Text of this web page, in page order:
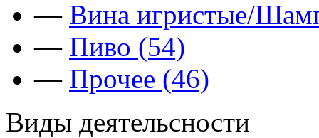
— Вина игристые/
— Пиво (54)
— Прочее (46)
Виды деятельсности